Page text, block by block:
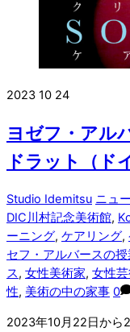
2023 10 24
ヨゼフ・アル
ドラット（ド
Studio Idemitsu ニュ
DIC川村記念美術館,
ーニング, ケアリング,
セフ・アルバースの授
ス, 女性美術家, 女性
性, 美術の中の家事 0
2023年10月22日から